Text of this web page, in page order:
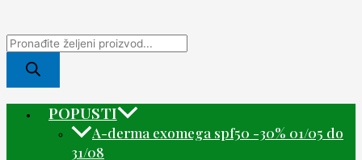
POPUSTI
A-derma exomega spf50 -30% 01/05 do
31/08